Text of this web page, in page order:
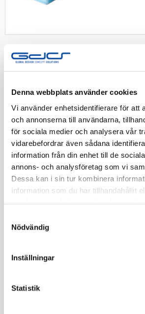
Denna webbplats använder cookies
Vi använder enhetsidentifierare för att
och annonserna till användarna,
för sociala medier och analysera vår
vidarebefordrar även sådana
information från din enhet till de
annons- och analysföretag som vi
Dessa kan i sin tur kombinera
information som du har tillhandahållit
Nödvändig
Inställningar
Statistik
ABB skarvmuff eprl
Skarvmuff M16, ø16mm med
Artnr:
1400310
EAN-kod:
6410011301166
Tillv. Artnr:
2TKA160009G1
Finns i lager
Beskrivning